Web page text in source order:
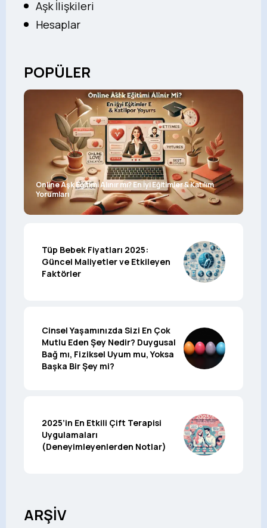
Aşk İlişkileri
Hesaplar
POPÜLER
Online Aşk Eğitimi Alınır mı? En İyi Eğitimler & Katılım
Yorumları
Tüp Bebek Fiyatları 2025:
Güncel Maliyetler ve Etkileyen
Faktörler
Cinsel Yaşamınızda Sizi En Çok
Mutlu Eden Şey Nedir? Duygusal
Bağ mı, Fiziksel Uyum mu, Yoksa
Başka Bir Şey mi?
2025’in En Etkili Çift Terapisi
Uygulamaları
(Deneyimleyenlerden Notlar)
ARŞİV